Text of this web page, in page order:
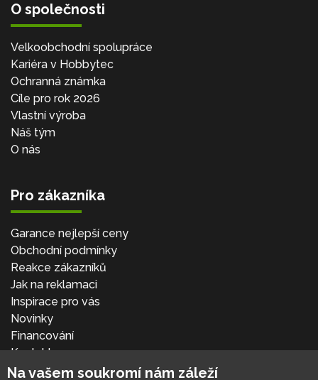
O společnosti
Velkoobchodní spolupráce
Kariéra v Hobbytec
Ochranná známka
Cíle pro rok 2026
Vlastní výroba
Náš tým
O nás
Pro zákazníka
Garance nejlepší ceny
Obchodní podmínky
Reakce zákazníků
Jak na reklamaci
Inspirace pro vás
Novinky
Financování
Kontakt
Přihlásit se
Na vašem soukromí nám záleží